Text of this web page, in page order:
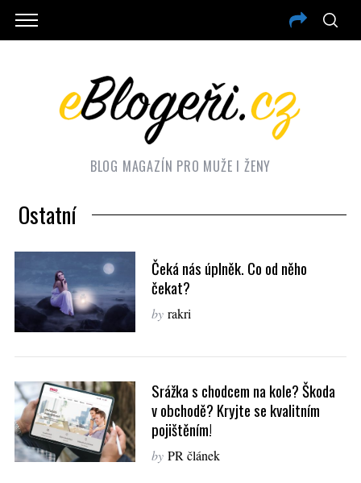
BLOG MAGAZÍN PRO MUŽE I ŽENY
Ostatní
Čeká nás úplněk. Co od něho
čekat?
by rakri
Srážka s chodcem na kole? Škoda
v obchodě? Kryjte se kvalitním
pojištěním!
by PR článek